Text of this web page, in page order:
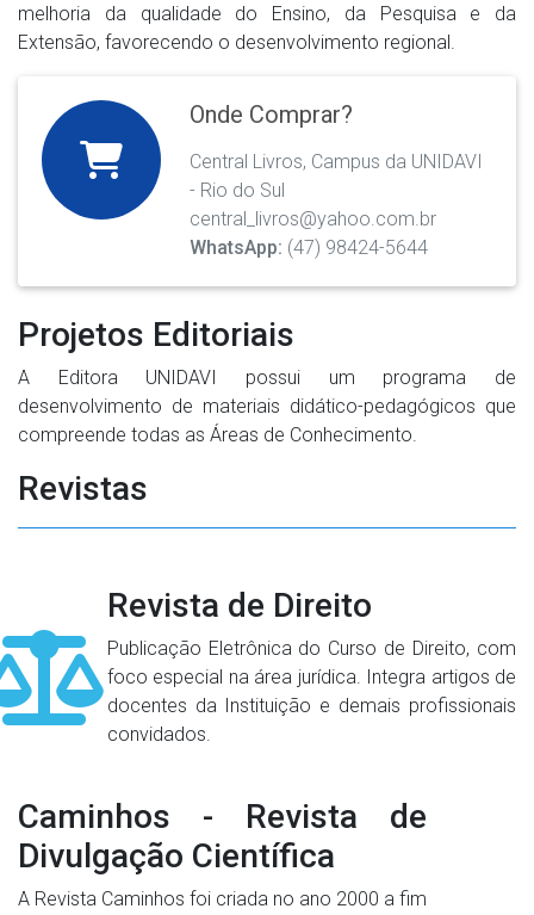
melhoria da qualidade do Ensino, da Pesquisa e da
Extensão, favorecendo o desenvolvimento regional.
Onde Comprar?
Central Livros, Campus da UNIDAVI
- Rio do Sul
central_livros@yahoo.com.br
WhatsApp: (47) 98424-5644
Projetos Editoriais
A Editora UNIDAVI possui um programa de
desenvolvimento de materiais didático-pedagógicos que
compreende todas as Áreas de Conhecimento.
Revistas
Revista de Direito
Publicação Eletrônica do Curso de Direito, com
foco especial na área jurídica. Integra artigos de
docentes da Instituição e demais profissionais
convidados.
Caminhos - Revista de
Divulgação Científica
A Revista Caminhos foi criada no ano 2000 a fim